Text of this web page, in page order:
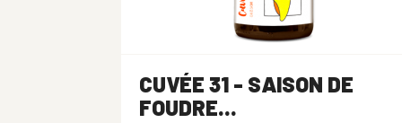
CUVÉE 31 - SAISON DE
FOUDRE...